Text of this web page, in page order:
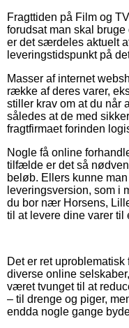
Fragttiden på Film og
forudsat man skal
er det særdeles aktuelt
leveringstidspunkt på
Masser af internet
række af deres varer,
stiller krav om at du når
således at de med
fragtfirmaet forinden
Nogle få online
tilfælde er det så
beløb. Ellers kunne
leveringsversion, som i
du bor nær Horsens,
til at levere dine varer til
Det er ret
diverse online
været tvunget til at
– til drenge og piger,
endda nogle gange